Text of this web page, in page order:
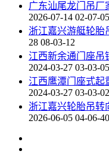
广东汕尾龙门吊厂
2026-07-14 02-07-05
浙江嘉兴游艇轮胎
28 08-03-12
江西新余通门座吊
2024-03-27 03-03-05
江西鹰潭门座式起
2024-03-27 03-03-02
浙江嘉兴轮胎吊转
2026-06-05 04-06-40